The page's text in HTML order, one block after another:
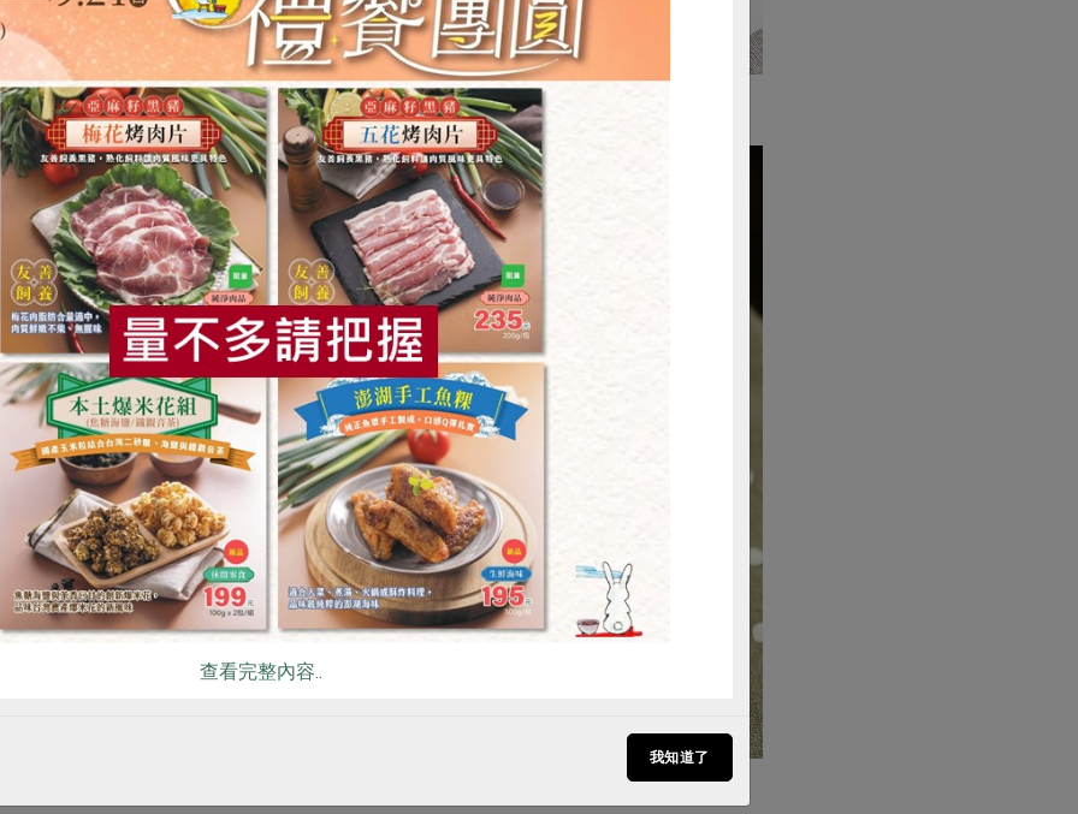
RPET 食譜 減硝酸鹽 雞蛋 食安 共同購買
查看完整內容..
我知道了